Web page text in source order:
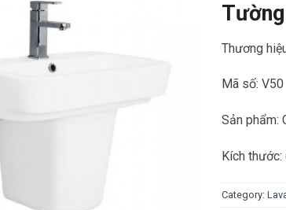
Thương
Mã số: V50
Sản phẩm:
Kích
Category: